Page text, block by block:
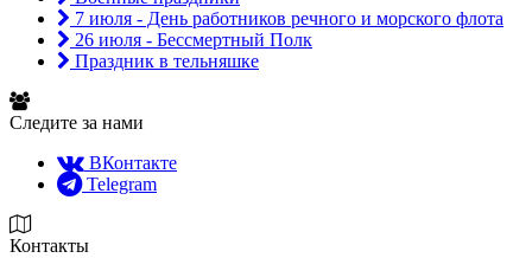
7 июля - День работников речного и морского флота
26 июля - Бессмертный Полк
Праздник в тельняшке
Следите за нами
ВКонтакте
Telegram
Контакты